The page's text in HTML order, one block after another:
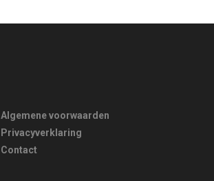
Algemene voorwaarden
Privacyverklaring
Contact